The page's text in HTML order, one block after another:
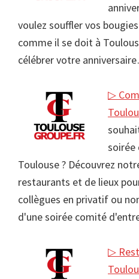
voulez souffler vos
comme il se doit à
célébrer votre
▷
soirée
Toulouse ? Découvrez
restaurants et de lieux
collègues en privatif ou
d'une soirée comité
▷